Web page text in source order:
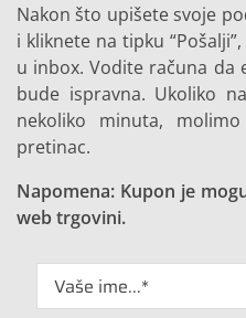
Nakon što upišete svoje
i kliknete na tipku
u inbox. Vodite računa da
bude ispravna. Ukoliko
nekoliko minuta,
pretinac.
Napomena: Kupon je
web trgovini.